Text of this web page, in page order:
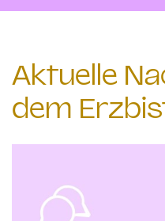
Aktuelle
dem